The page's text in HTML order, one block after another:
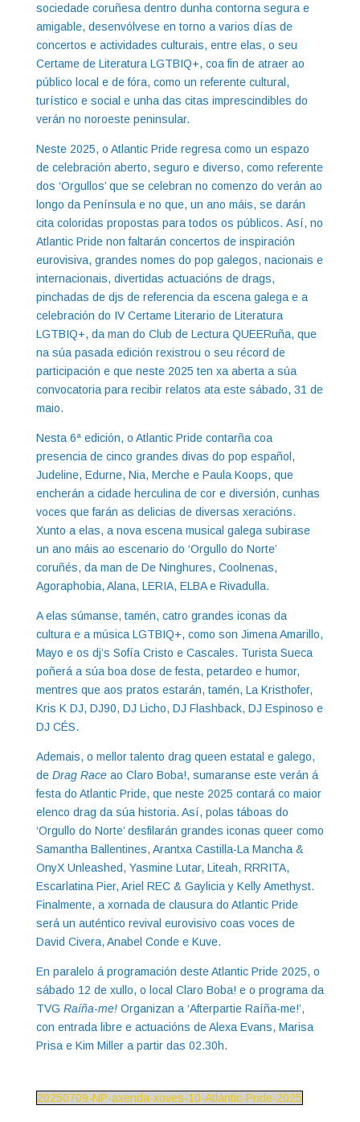
sociedade coruñesa dentro dunha contorna segura e
amigable, desenvólvese en torno a varios días de
concertos e actividades culturais, entre elas, o seu
Certame de Literatura LGTBIQ+, coa fin de atraer ao
público local e de fóra, como un referente cultural,
turístico e social e unha das citas imprescindibles do
verán no noroeste peninsular.
Neste 2025, o Atlantic Pride regresa como un espazo
de celebración aberto, seguro e diverso, como referente
dos ‘Orgullos’ que se celebran no comenzo do verán ao
longo da Península e no que, un ano máis, se darán
cita coloridas propostas para todos os públicos. Así, no
Atlantic Pride non faltarán concertos de inspiración
eurovisiva, grandes nomes do pop galegos, nacionais e
internacionais, divertidas actuacións de drags,
pinchadas de djs de referencia da escena galega e a
celebración do IV Certame Literario de Literatura
LGTBIQ+, da man do Club de Lectura QUEERuña, que
na súa pasada edición rexistrou o seu récord de
participación e que neste 2025 ten xa aberta a súa
convocatoria para recibir relatos ata este sábado, 31 de
maio.
Nesta 6ª edición, o Atlantic Pride contarña coa
presencia de cinco grandes divas do pop español,
Judeline, Edurne, Nia, Merche e Paula Koops, que
encherán a cidade herculina de cor e diversión, cunhas
voces que farán as delicias de diversas xeracións.
Xunto a elas, a nova escena musical galega subirase
un ano máis ao escenario do ‘Orgullo do Norte’
coruñés, da man de De Ninghures, Coolnenas,
Agoraphobia, Alana, LERIA, ELBA e Rivadulla.
A elas súmanse, tamén, catro grandes iconas da
cultura e a música LGTBIQ+, como son Jimena Amarillo,
Mayo e os dj’s Sofía Cristo e Cascales. Turista Sueca
poñerá a súa boa dose de festa, petardeo e humor,
mentres que aos pratos estarán, tamén, La Kristhofer,
Kris K DJ, DJ90, DJ Licho, DJ Flashback, DJ Espinoso e
DJ CÉS.
Ademais, o mellor talento drag queen estatal e galego,
de Drag Raceao Claro Boba!, sumaranse este verán á
festa do Atlantic Pride, que neste 2025 contará co maior
elenco drag da súa historia. Así, polas táboas do
‘Orgullo do Norte’ desfilarán grandes iconas queer como
Samantha Ballentines, Arantxa Castilla-La Mancha &
OnyX Unleashed, Yasmine Lutar, Liteah, RRRITA,
Escarlatina Pier, Ariel REC & Gaylicia y Kelly Amethyst.
Finalmente, a xornada de clausura do Atlantic Pride
será un auténtico revival eurovisivo coas voces de
David Civera, Anabel Conde e Kuve.
En paralelo á programación deste Atlantic Pride 2025, o
sábado 12 de xullo, o local Claro Boba! e o programa da
TVG Raíña-me!Organizan a ‘Afterpartie Raíña-me!’,
con entrada libre e actuacións de Alexa Evans, Marisa
Prisa e Kim Miller a partir das 02.30h.
20250709-NP-axenda-xoves-10-Atlantic-Pride-2025